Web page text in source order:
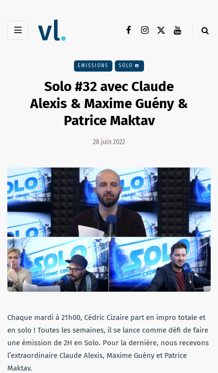
EMISSIONS SOLO ☎️
Solo #32 avec Claude
Alexis & Maxime Guény &
Patrice Maktav
28 juin 2022
Chaque mardi à 21h00, Cédric Cizaire part en impro totale et
en solo ! Toutes les semaines, il se lance comme défi de faire
une émission de 2H en Solo. Pour la dernière, nous recevons
l’extraordinaire Claude Alexis, Maxime Guény et Patrice
Maktav.